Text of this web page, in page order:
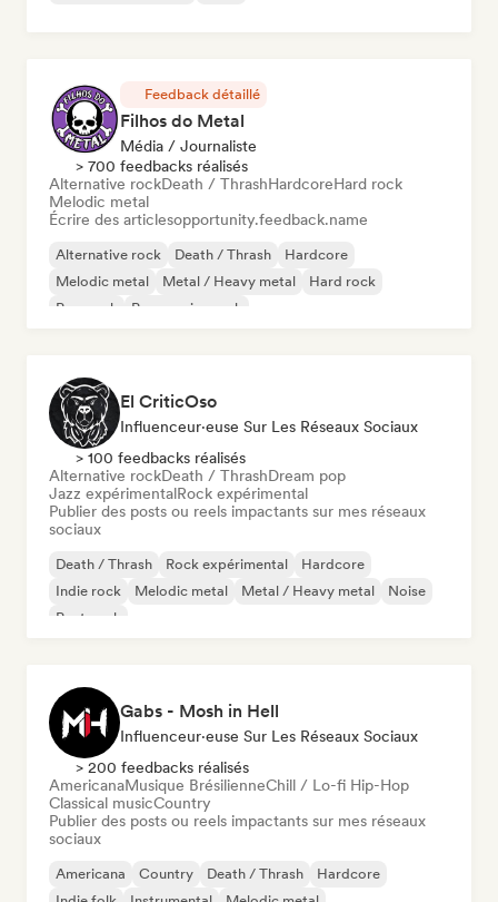
Feedback détaillé
Filhos do Metal
Média / Journaliste
> 700 feedbacks réalisés
Alternative rockDeath / ThrashHardcoreHard rock
Melodic metal
Écrire des articlesopportunity.feedback.name
Alternative rock Death / Thrash
Hardcore
Melodic metal
Metal / Heavy metal
Hard rock
Pop punk
Progressive rock
El CriticOso
Influenceur·euse Sur Les Réseaux Sociaux
> 100 feedbacks réalisés
Alternative rockDeath / ThrashDream pop
Jazz expérimentalRock expérimental
Publier des posts ou reels impactants sur mes réseaux
sociaux
Death / Thrash Rock expérimental
Hardcore
Indie rock
Melodic metal Metal / Heavy metal
Noise
Post punk
Gabs - Mosh in Hell
Influenceur·euse Sur Les Réseaux Sociaux
> 200 feedbacks réalisés
AmericanaMusique BrésilienneChill / Lo-fi Hip-Hop
Classical musicCountry
Publier des posts ou reels impactants sur mes réseaux
sociaux
Americana Country Death / Thrash
Hardcore